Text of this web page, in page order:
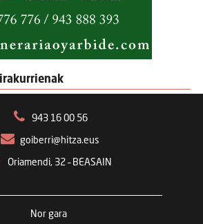
943 16 00 56
goiberri@hitza.eus
Oriamendi, 32 – BEASAIN
Nor gara